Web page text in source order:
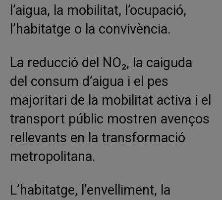
l’aigua, la mobilitat, l’ocupació,
l’habitatge o la convivència.
La reducció del NO₂, la caiguda
del consum d’aigua i el pes
majoritari de la mobilitat activa i el
transport públic mostren avenços
rellevants en la transformació
metropolitana.
L’habitatge, l’envelliment, la